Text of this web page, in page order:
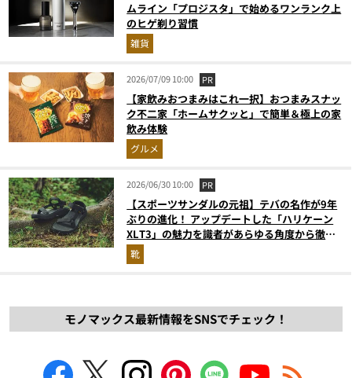
ムライン「プロジスタ」で始めるワンランク上
のヒゲ剃り習慣
雑貨
2026/07/09 10:00 PR
【家飲みおつまみはこれ一択】おつまみスナッ
ク不二家「ホームサクッと」で簡単＆極上の家
飲み体験
グルメ
2026/06/30 10:00 PR
【スポーツサンダルの元祖】テバの名作が9年
ぶりの進化！ アップデートした「ハリケーン
XLT3」の魅力を識者があらゆる角度から徹底
解説！
靴
モノマックス最新情報をSNSでチェック！